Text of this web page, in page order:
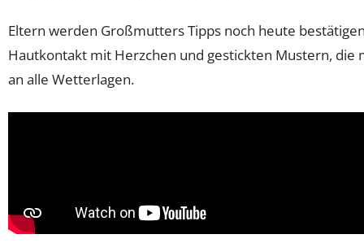
Eltern werden Großmutters Tipps noch heute
Hautkontakt mit Herzchen und gestickten Mustern, die
an alle Wetterlagen.